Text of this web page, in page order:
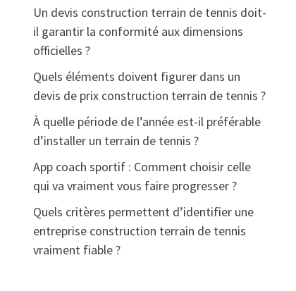
Un devis construction terrain de tennis doit-
il garantir la conformité aux dimensions
officielles ?
Quels éléments doivent figurer dans un
devis de prix construction terrain de tennis ?
À quelle période de l’année est-il préférable
d’installer un terrain de tennis ?
App coach sportif : Comment choisir celle
qui va vraiment vous faire progresser ?
Quels critères permettent d’identifier une
entreprise construction terrain de tennis
vraiment fiable ?